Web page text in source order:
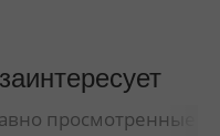
просмотренные